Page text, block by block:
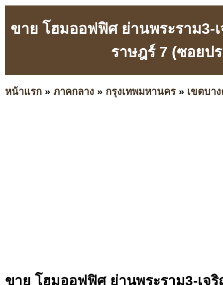
ขาย โฮมออฟฟิศ ย่านพระราม
ราษฎร์ 7 (ซอยป
หน้าแรก » ภาคกลาง » กรุงเทพมหานคร » เขตบา
ขาย โฮมออฟฟิศ ย่านพระราม3-เจ